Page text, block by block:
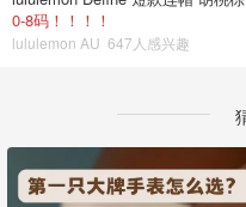
0-8码！！！！
lululemon AU 647人感兴趣